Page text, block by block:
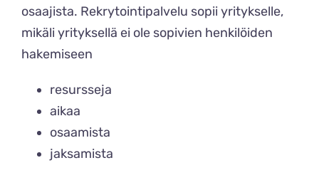
osaajista. Rekrytointipalvelu sopii yritykselle,
mikäli yrityksellä ei ole sopivien henkilöiden
hakemiseen
resursseja
aikaa
osaamista
jaksamista